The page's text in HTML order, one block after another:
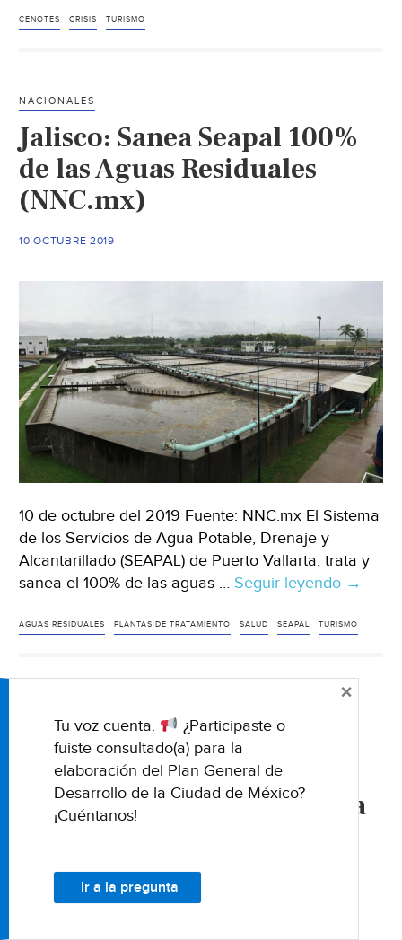
(PorEsto!)
CENOTES CRISIS TURISMO
NACIONALES
Jalisco: Sanea Seapal 100%
de las Aguas Residuales
(NNC.mx)
10 OCTUBRE 2019
10 de octubre del 2019 Fuente: NNC.mx El Sistema
de los Servicios de Agua Potable, Drenaje y
Alcantarillado (SEAPAL) de Puerto Vallarta, trata y
sanea el 100% de las aguas … Seguir leyendo Jalisco:
Seapal
las
→
AGUAS RESIDUALES PLANTAS DE TRATAMIENTO SALUD SEAPAL TURISMO
Quintana Roo: ‘Inyectan’
agua azul al mar para
recuperar el tono turquesa
Quintana Roo)
Tu voz cuenta.
¿Participaste o
fuiste consultado(a) para la
elaboración del Plan General de
Desarrollo de la Ciudad de México?
¡Cuéntanos!
Ir a la pregunta
×